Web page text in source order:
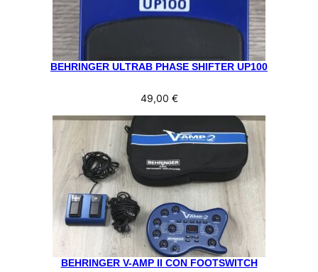
BEHRINGER ULTRAB PHASE SHIFTER UP100
49,00 €
BEHRINGER V-AMP II CON FOOTSWITCH